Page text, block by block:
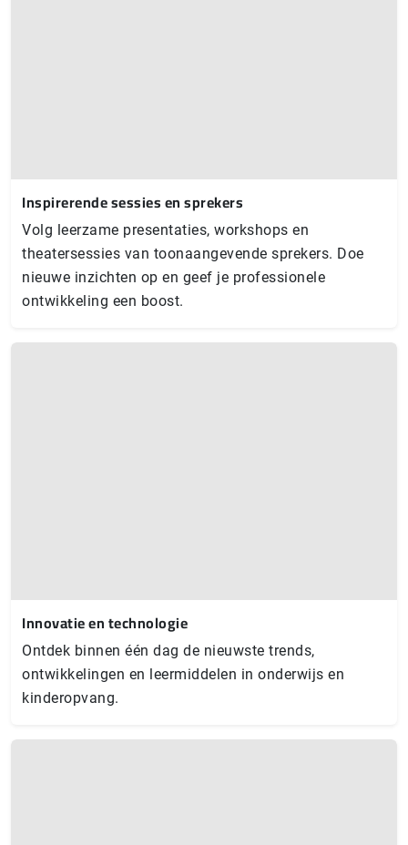
Inspirerende sessies en sprekers
Volg leerzame presentaties, workshops en
theatersessies van toonaangevende sprekers. Doe
nieuwe inzichten op en geef je professionele
ontwikkeling een boost.
Innovatie en technologie
Ontdek binnen één dag de nieuwste trends,
ontwikkelingen en leermiddelen in onderwijs en
kinderopvang.